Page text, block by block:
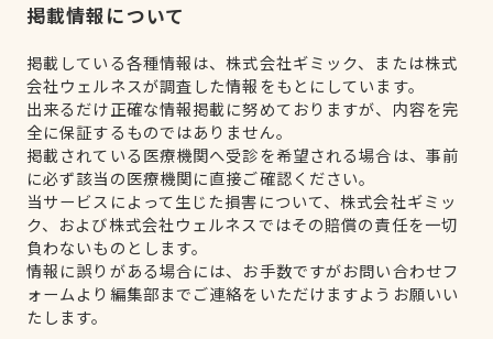
掲載情報について
掲載している各種情報は、株式会社ギミック、または株式
会社ウェルネスが調査した情報をもとにしています。
出来るだけ正確な情報掲載に努めておりますが、内容を完
全に保証するものではありません。
掲載されている医療機関へ受診を希望される場合は、事前
に必ず該当の医療機関に直接ご確認ください。
当サービスによって生じた損害について、株式会社ギミッ
ク、および株式会社ウェルネスではその賠償の責任を一切
負わないものとします。
情報に誤りがある場合には、お手数ですがお問い合わせフ
ォームより編集部までご連絡をいただけますようお願いい
たします。